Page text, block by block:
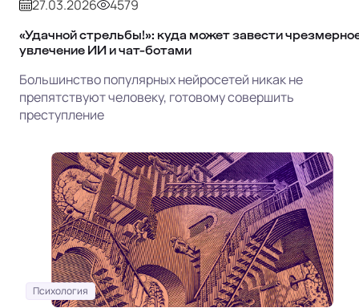
27.03.2026 4579
«Удачной стрельбы!»: куда может завести
увлечение ИИ и чат-ботами
Большинство популярных нейросетей никак не
препятствуют человеку, готовому совершить
преступление
Психология